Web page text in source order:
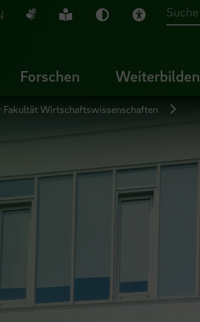
Deutsche Gebärdensprache
Leichte Sprache
Dunkel-Modus
Visuelle Hilfe
Forschen Weiterbilden
Fakultät Wirtschaftswissenschaften